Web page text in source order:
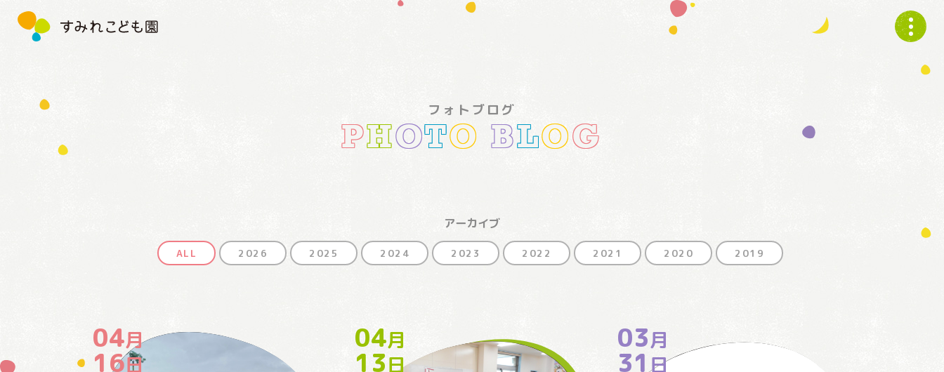
す
フォトブログ
PHOTO BLOG
アーカイブ
ALL 2026 2025 2024 2023 2022 2021 2020 2019
04月
16日
04月
13日
03月
31日